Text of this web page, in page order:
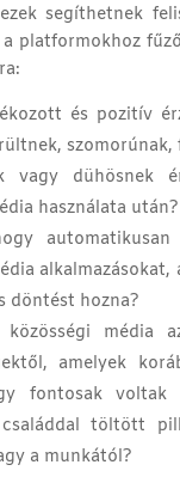
segíthetnek
a platformokhoz
és pozitív
vagy dühösnek
használata után?
döntést hozna?
közösségi média
amelyek
fontosak
töltött
a munkától?